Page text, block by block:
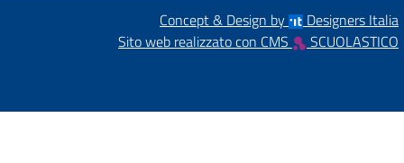
Concept & Design by
Designers Italia
Sito web realizzato con CMS
SCUOLASTICO